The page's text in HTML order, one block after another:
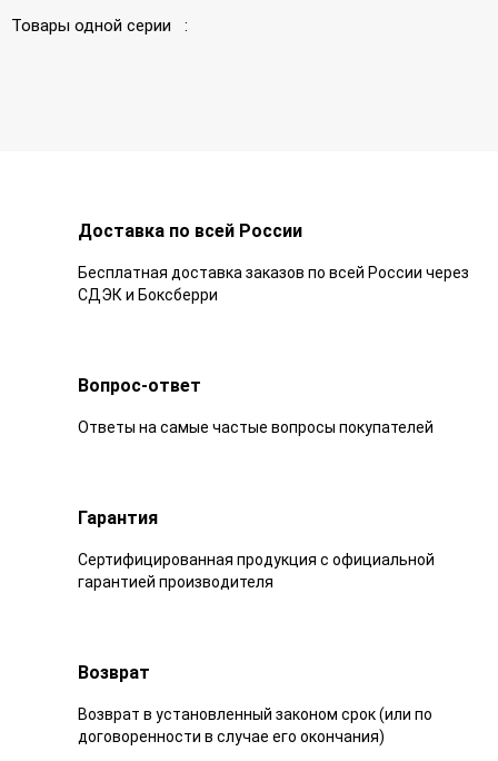
Товары одной серии :
Доставка по всей России
Бесплатная доставка заказов по всей России через
СДЭК и Боксберри
Вопрос-ответ
Ответы на самые частые вопросы покупателей
Гарантия
Сертифицированная продукция с официальной
гарантией производителя
Возврат
Возврат в установленный законом срок (или по
договоренности в случае его окончания)